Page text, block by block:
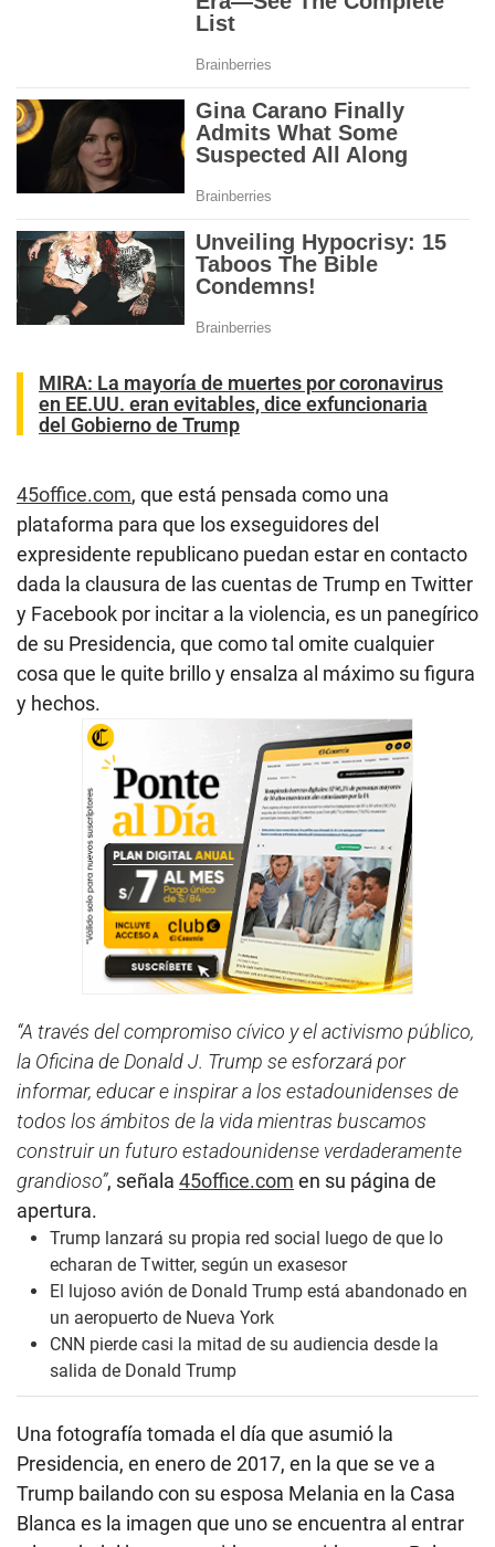
MIRA: La mayoría de muertes por coronavirus
en EE.UU. eran evitables, dice exfuncionaria
del Gobierno de Trump
45office.com, que está pensada como una
plataforma para que los exseguidores del
expresidente republicano puedan estar en contacto
dada la clausura de las cuentas de Trump en Twitter
y Facebook por incitar a la violencia, es un panegírico
de su Presidencia, que como tal omite cualquier
cosa que le quite brillo y ensalza al máximo su figura
y hechos.
“A través del compromiso cívico y el activismo público,
la Oficina de Donald J. Trump se esforzará por
informar, educar e inspirar a los estadounidenses de
todos los ámbitos de la vida mientras buscamos
construir un futuro estadounidense verdaderamente
grandioso”, señala 45office.com en su página de
apertura.
Trump lanzará su propia red social luego de que lo
echaran de Twitter, según un exasesor
El lujoso avión de Donald Trump está abandonado en
un aeropuerto de Nueva York
CNN pierde casi la mitad de su audiencia desde la
salida de Donald Trump
Una fotografía tomada el día que asumió la
Presidencia, en enero de 2017, en la que se ve a
Trump bailando con su esposa Melania en la Casa
Blanca es la imagen que uno se encuentra al entrar